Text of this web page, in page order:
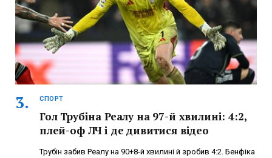
СПОРТ
Гол Трубіна Реалу на 97-й хвилині: 4:2,
плей-оф ЛЧ і де дивитися відео
Трубін забив Реалу на 90+8-й хвилині й зробив 4:2. Бенфіка